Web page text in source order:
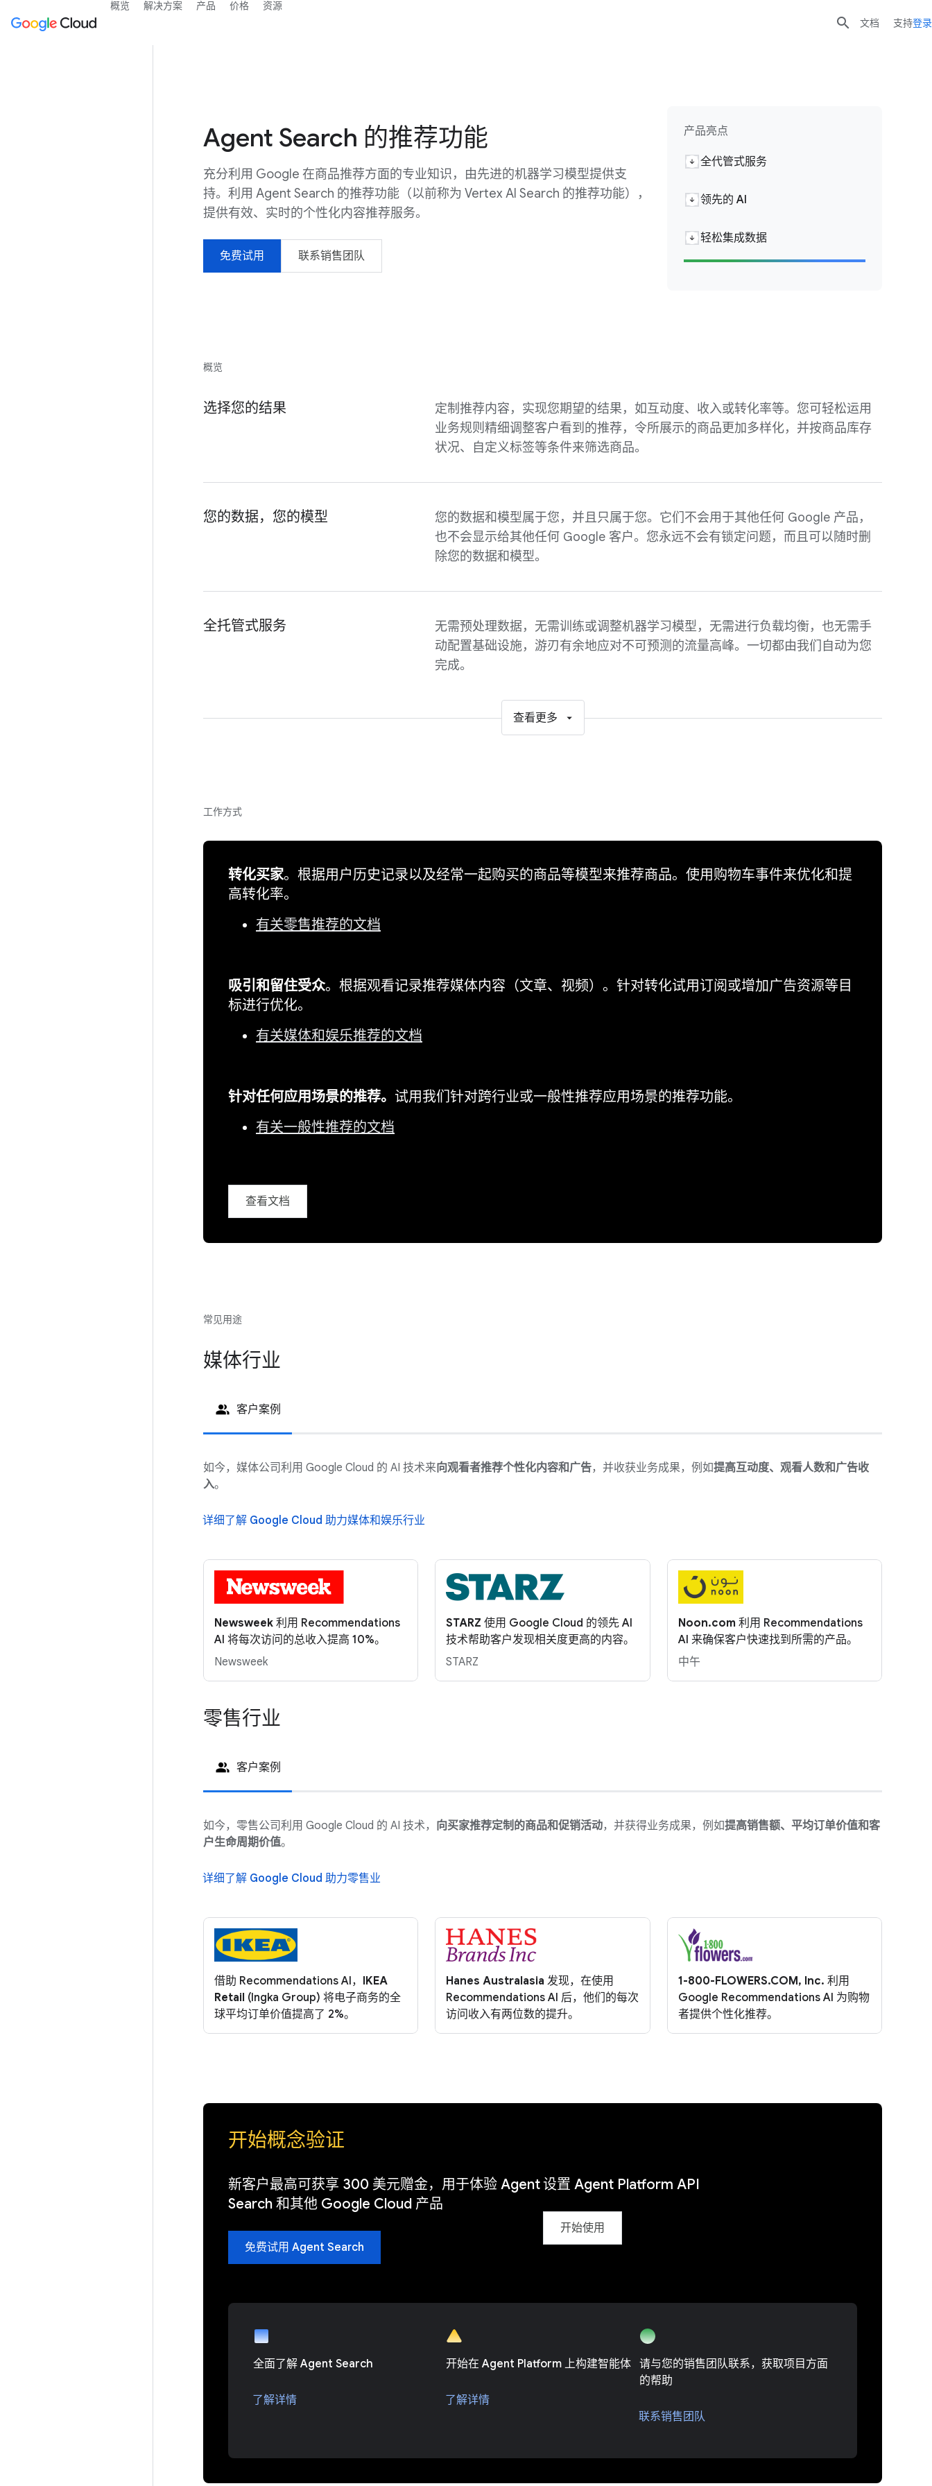
Agent Search 的推荐功能
充分利用 Google 在商品推荐方面的专业知识，由先进的机器学习模型提供支
持。利用 Agent Search 的推荐功能（以前称为 Vertex AI Search 的推荐功能），
提供有效、实时的个性化内容推荐服务。
免费试用 联系销售团队
产品亮点
全代管式服务
领先的 AI
轻松集成数据
概览
选择您的结果
定制推荐内容，实现您期望的结果，如互动度、收入或转化率等。您可轻松运用
业务规则精细调整客户看到的推荐，令所展示的商品更加多样化，并按商品库存
状况、自定义标签等条件来筛选商品。
您的数据，您的模型
您的数据和模型属于您，并且只属于您。它们不会用于其他任何 Google 产品，
也不会显示给其他任何 Google 客户。您永远不会有锁定问题，而且可以随时删
除您的数据和模型。
全托管式服务
无需预处理数据，无需训练或调整机器学习模型，无需进行负载均衡，也无需手
动配置基础设施，游刃有余地应对不可预测的流量高峰。一切都由我们自动为您
完成。
查看更多
工作方式
转化买家。根据用户历史记录以及经常一起购买的商品等模型来推荐商品。使用购物车事件来优化和提
高转化率。
有关零售推荐的文档
吸引和留住受众。根据观看记录推荐媒体内容（文章、视频）。针对转化试用订阅或增加广告资源等目
标进行优化。
有关媒体和娱乐推荐的文档
针对任何应用场景的推荐。 试用我们针对跨行业或一般性推荐应用场景的推荐功能。
有关一般性推荐的文档
查看文档
常见用途
媒体行业
客户案例
如今，媒体公司利用 Google Cloud 的 AI 技术来向观看者推荐个性化内容和广告，并收获业务成果，例如提高互动度、观看人数和广告收
入。
详细了解 Google Cloud 助力媒体和娱乐行业
Newsweek 利用 Recommendations
AI 将每次访问的总收入提高 10%。
Newsweek
STARZ 使用 Google Cloud 的领先 AI
技术帮助客户发现相关度更高的内容。
STARZ
Noon.com 利用 Recommendations
AI 来确保客户快速找到所需的产品。
中午
零售行业
客户案例
如今，零售公司利用 Google Cloud 的 AI 技术， 向买家推荐定制的商品和促销活动，并获得业务成果，例如提高销售额、平均订单价值和客
户生命周期价值。
详细了解 Google Cloud 助力零售业
借助 Recommendations AI， IKEA
Retail (Ingka Group) 将电子商务的全
球平均订单价值提高了 2%。
Hanes Australasia 发现，在使用
Recommendations AI 后，他们的每次
访问收入有两位数的提升。
1-800-FLOWERS.COM, Inc. 利用
Google Recommendations AI 为购物
者提供个性化推荐。
开始概念验证
新客户最高可获享 300 美元赠金，用于体验 Agent
Search 和其他 Google Cloud 产品
免费试用 Agent Search
设置 Agent Platform API
开始使用
全面了解 Agent Search
了解详情
开始在 Agent Platform 上构建智能体
了解详情
请与您的销售团队联系，获取项目方面
的帮助
联系销售团队
概览 解决方案 产品 价格 资源
 文档 支持登录